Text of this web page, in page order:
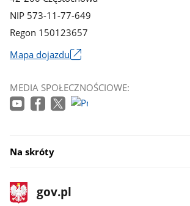
NIP 573-11-77-649
Regon 150123657
Mapa dojazdu
się
w
MEDIA SPOŁECZNOŚCIOWE:
Na skróty
stopka
gov.pl
Strona
gov.pl